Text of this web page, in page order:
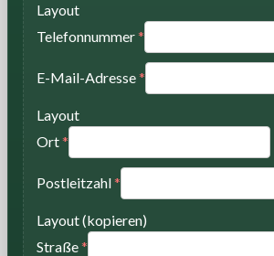
Layout
Telefonnummer*
E-Mail-Adresse*
Layout
Ort*
Postleitzahl*
Layout (kopieren)
Straße*